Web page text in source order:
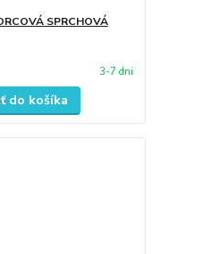
SPRCHOVÁ
3-7 dni
do košíka